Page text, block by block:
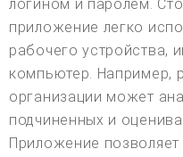
логином и паролем.
приложение легко
рабочего устройства,
компьютер. Например,
организации может
подчиненных и
Приложение